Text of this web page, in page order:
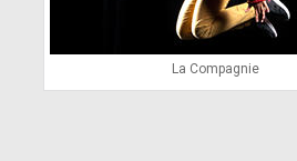
La Compagnie